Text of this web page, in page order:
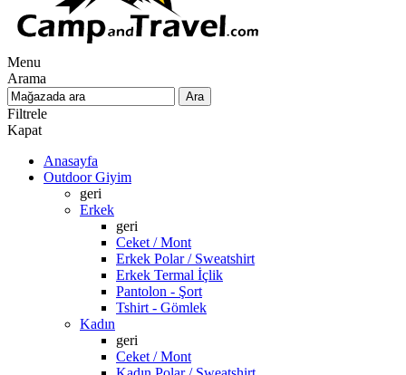
Menu
Arama
Filtrele
Kapat
Anasayfa
Outdoor Giyim
geri
Erkek
geri
Ceket / Mont
Erkek Polar / Sweatshirt
Erkek Termal İçlik
Pantolon - Şort
Tshirt - Gömlek
Kadın
geri
Ceket / Mont